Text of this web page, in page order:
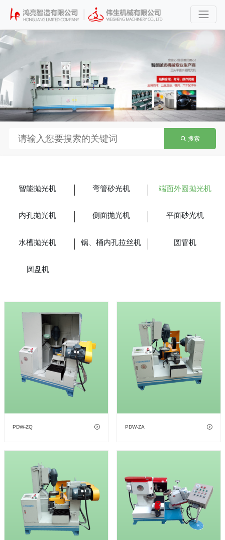
搜索
智能抛光机 弯管砂光机 端面外圆抛光机
内孔抛光机 侧面抛光机 平面砂光机
水槽抛光机 锅、桶内孔拉丝机 圆管机
圆盘机
PDW-ZQ PDW-ZA